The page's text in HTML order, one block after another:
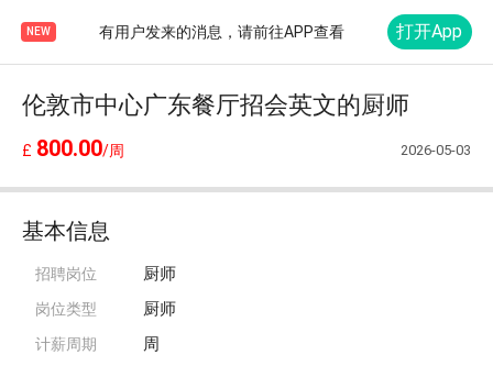
NEW 有用户发来的消息，请前往APP查看 打开App
伦敦市中心广东餐厅招会英文的厨师
£ 800.00/周 2026-05-03
基本信息
招聘岗位 厨师
岗位类型 厨师
计薪周期 周